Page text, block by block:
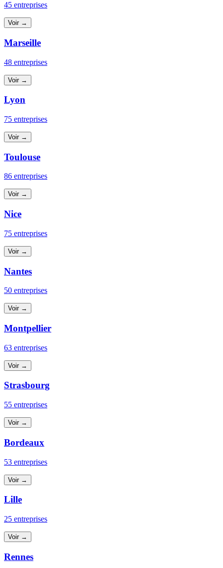
45 entreprises
Voir →
Marseille
48 entreprises
Voir →
Lyon
75 entreprises
Voir →
Toulouse
86 entreprises
Voir →
Nice
75 entreprises
Voir →
Nantes
50 entreprises
Voir →
Montpellier
63 entreprises
Voir →
Strasbourg
55 entreprises
Voir →
Bordeaux
53 entreprises
Voir →
Lille
25 entreprises
Voir →
Rennes